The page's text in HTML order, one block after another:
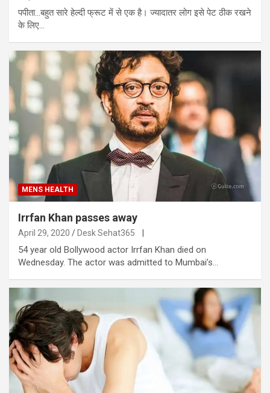
पपीता…बहुत सारे हेल्दी फ्रूट में से एक है। ज्यादातर लोग इसे पेट ठीक रखने
के लिए…
MENS HEALTH
Irrfan Khan passes away
April 29, 2020 Desk Sehat365 |
54 year old Bollywood actor Irrfan Khan died on
Wednesday. The actor was admitted to Mumbai’s…